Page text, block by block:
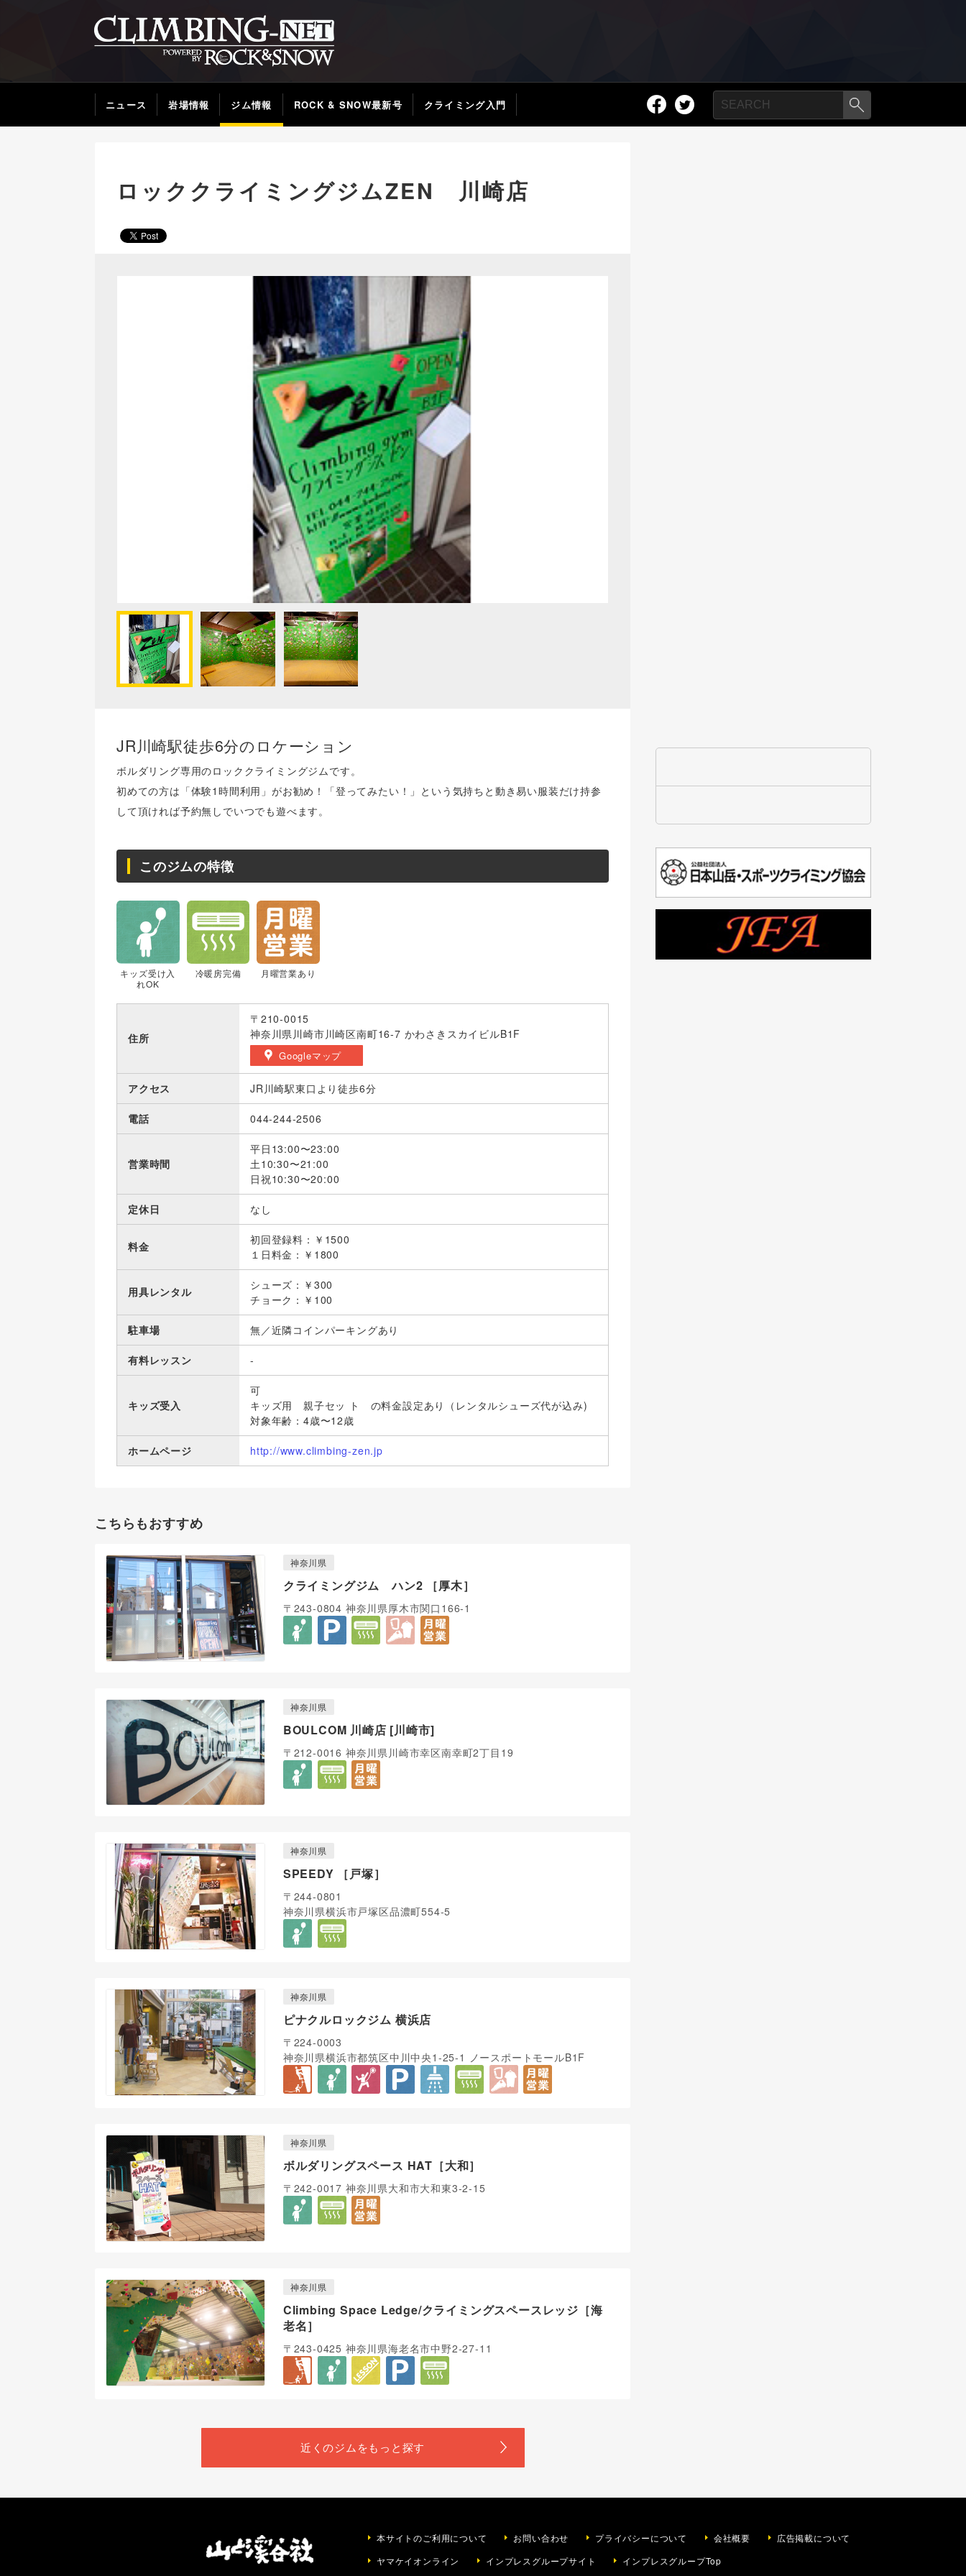
ニュース 岩場情報 ジム情報 ROCK & SNOW最新号 クライミング入門
ロッククライミングジムZEN 川崎店
JR川崎駅徒歩6分のロケーション
ボルダリング専用のロッククライミングジムです。
初めての方は「体験1時間利用」がお勧め！「登ってみたい！」という気持ちと動き易い服装だけ持参
して頂ければ予約無しでいつでも遊べます。
このジムの特徴
キッズ受け入
れOK
冷暖房完備 月曜営業あり
住所
〒210-0015
神奈川県川崎市川崎区南町16-7 かわさきスカイビルB1F
Googleマップ
アクセス JR川崎駅東口より徒歩6分
電話 044-244-2506
営業時間
平日13:00〜23:00
土10:30〜21:00
日祝10:30〜20:00
定休日 なし
料金
初回登録料：￥1500
１日料金：￥1800
用具レンタル
シューズ：￥300
チョーク：￥100
駐車場 無／近隣コインパーキングあり
有料レッスン -
キッズ受入
可
キッズ用 親子セッ ト の料金設定あり（レンタルシューズ代が込み)
対象年齢：4歳〜12歳
ホームページ http://www.climbing-zen.jp
こちらもおすすめ
神奈川県
クライミングジム ハン2 ［厚木］
〒243-0804 神奈川県厚木市関口166-1
神奈川県
BOULCOM 川崎店 [川崎市]
〒212-0016 神奈川県川崎市幸区南幸町2丁目19
神奈川県
SPEEDY ［戸塚］
〒244-0801
神奈川県横浜市戸塚区品濃町554-5
神奈川県
ピナクルロックジム 横浜店
〒224-0003
神奈川県横浜市都筑区中川中央1-25-1 ノースポートモールB1F
神奈川県
ボルダリングスペース HAT［大和］
〒242-0017 神奈川県大和市大和東3-2-15
神奈川県
Climbing Space Ledge/クライミングスペースレッジ［海
老名］
〒243-0425 神奈川県海老名市中野2-27-11
本サイトのご利用について お問い合わせ プライバシーについて 会社概要
広告掲載について
ヤマケイオンライン
インプレスグループサイト インプレスグループTop